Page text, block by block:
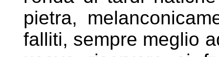
pietra,
falliti, sempre meglio